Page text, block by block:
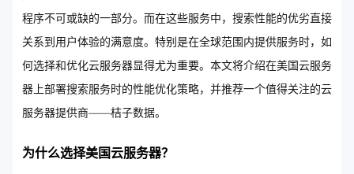
程序不可或缺的一部分。而在这些服务中，搜索性能的优劣直接
关系到用户体验的满意度。特别是在全球范围内提供服务时，如
何选择和优化云服务器显得尤为重要。本文将介绍在美国云服务
器上部署搜索服务时的性能优化策略，并推荐一个值得关注的云
服务器提供商——桔子数据。
为什么选择美国云服务器？